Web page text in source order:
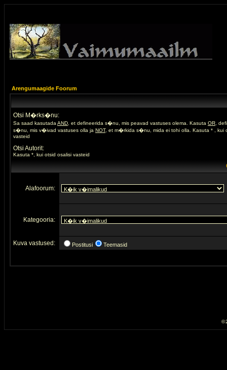
Arengumaagide Foorum
Otsi M�rks�nu:
Sa saad kasutada AND , et defineerida s�nu, mis peavad vastuses olema. Kasuta OR ,
s�nu, mis v�ivad vastuses olla ja NOT, et m�rkida s�nu, mida ei tohi olla. Kasuta * , kui
vasteid
Otsi Autorit:
Kasuta *, kui otsid osalisi vasteid
Alafoorum:
Kategooria:
Kuva vastused: Postitusi Teemasid
©